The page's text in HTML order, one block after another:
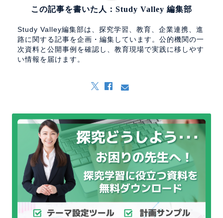
この記事を書いた人：Study Valley 編集部
Study Valley編集部は、探究学習、教育、企業連携、進
路に関する記事を企画・編集しています。公的機関の一
次資料と公開事例を確認し、教育現場で実践に移しやす
い情報を届けます。